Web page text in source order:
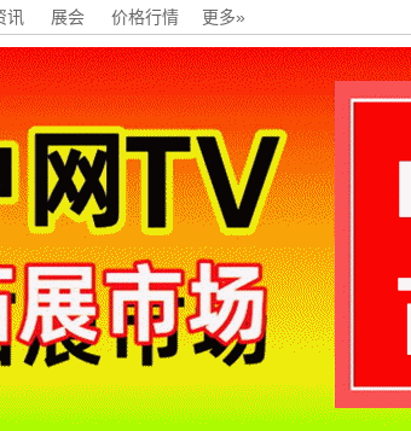
讯 展会 价格行情 更多»